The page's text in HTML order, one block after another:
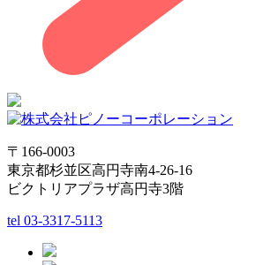
〒166-0003
東京都杉並区高円寺南4-26-16
ビクトリアプラザ高円寺3階
tel 03-3317-5113